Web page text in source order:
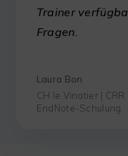
Trainer
Fragen.
Laura Bon
CH le Vinatier | CRR
EndNote-Schulung